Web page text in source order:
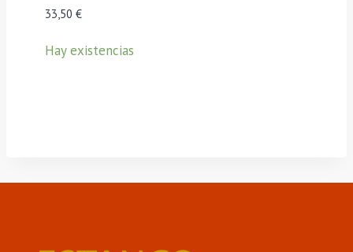
33,50 €
Hay existencias